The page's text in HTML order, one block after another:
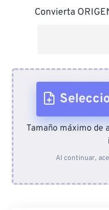
Convierta
Tamaño máximo de
Al continuar,